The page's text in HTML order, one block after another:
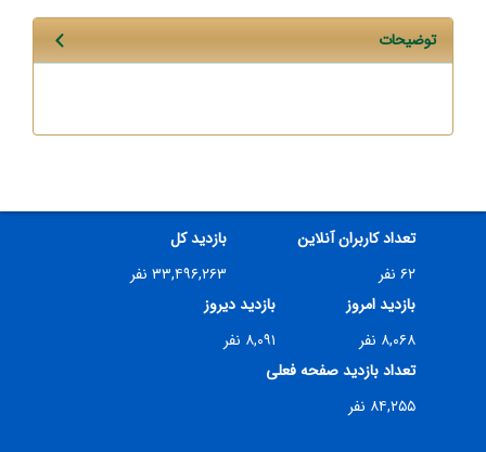
توضیحات
تعداد کاربران آنلاین
۶۲ نفر
بازدید کل
۳۳,۴۹۶,۲۶۳ نفر
بازدید امروز
۸,۰۶۸ نفر
بازدید دیروز
۸,۰۹۱ نفر
تعداد بازدید صفحه فعلی
۸۴,۲۵۵ نفر